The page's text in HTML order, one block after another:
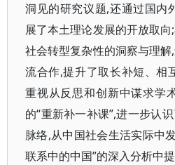
洞见的研究议题,还通过国内
展了本土理论发展的开放取
社会转型复杂性的洞察与理
流合作,提升了取长补短、相
重视从反思和创新中谋求学
的“重新补一补课”,进一步认
脉络,从中国社会生活实际中
联系中的中国”的深入分析中